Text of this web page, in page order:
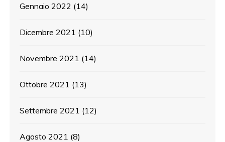
Gennaio 2022 (14)
Dicembre 2021 (10)
Novembre 2021 (14)
Ottobre 2021 (13)
Settembre 2021 (12)
Agosto 2021 (8)